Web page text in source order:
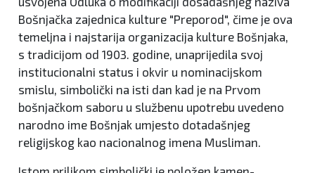
Bošnjačka zajednica kulture "Preporod", čime je ova
temeljna i najstarija organizacija kulture Bošnjaka,
s tradicijom od 1903. godine, unaprijedila svoj
institucionalni status i okvir u nominacijskom
smislu, simbolički na isti dan kad je na Prvom
bošnjačkom saboru u službenu upotrebu uvedeno
narodno ime Bošnjak umjesto dotadašnjeg
religijskog kao nacionalnog imena Musliman.